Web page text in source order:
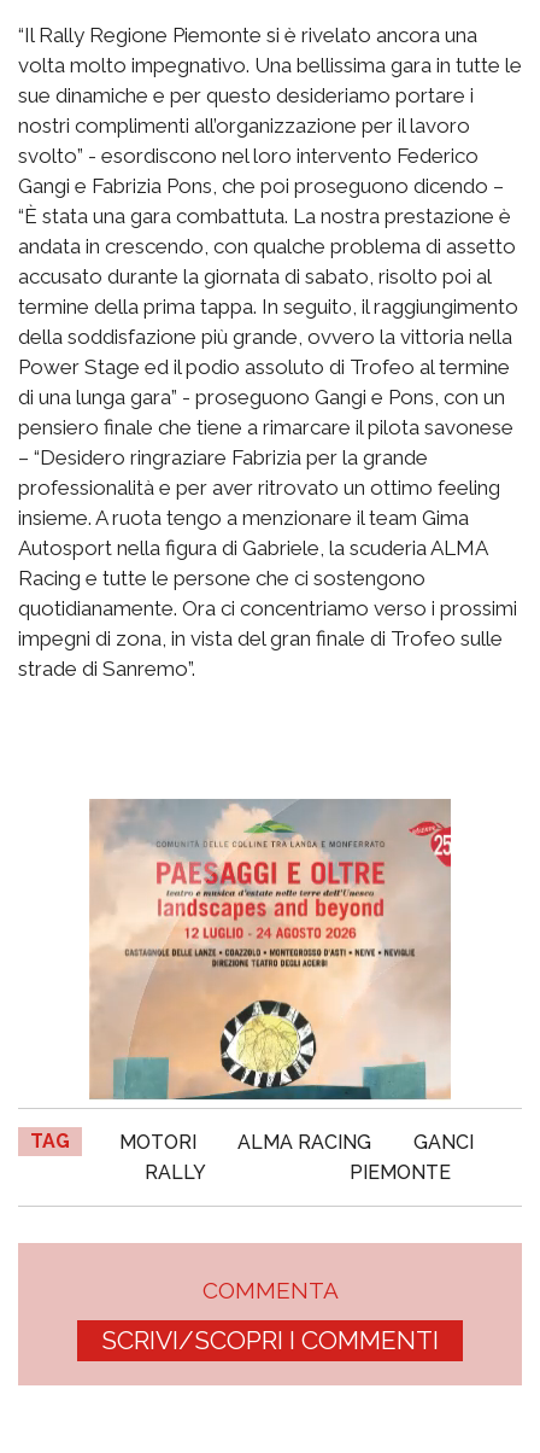
“Il Rally Regione Piemonte si è rivelato ancora una
volta molto impegnativo. Una bellissima gara in tutte le
sue dinamiche e per questo desideriamo portare i
nostri complimenti all’organizzazione per il lavoro
svolto” - esordiscono nel loro intervento Federico
Gangi e Fabrizia Pons, che poi proseguono dicendo –
“È stata una gara combattuta. La nostra prestazione è
andata in crescendo, con qualche problema di assetto
accusato durante la giornata di sabato, risolto poi al
termine della prima tappa. In seguito, il raggiungimento
della soddisfazione più grande, ovvero la vittoria nella
Power Stage ed il podio assoluto di Trofeo al termine
di una lunga gara” - proseguono Gangi e Pons, con un
pensiero finale che tiene a rimarcare il pilota savonese
– “Desidero ringraziare Fabrizia per la grande
professionalità e per aver ritrovato un ottimo feeling
insieme. A ruota tengo a menzionare il team Gima
Autosport nella figura di Gabriele, la scuderia ALMA
Racing e tutte le persone che ci sostengono
quotidianamente. Ora ci concentriamo verso i prossimi
impegni di zona, in vista del gran finale di Trofeo sulle
strade di Sanremo”.
TAG MOTORI ALMA RACING
GANCI
RALLY
PIEMONTE
COMMENTA
SCRIVI/SCOPRI I COMMENTI